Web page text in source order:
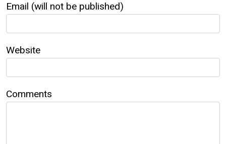
Email (will not be published)
Website
Comments